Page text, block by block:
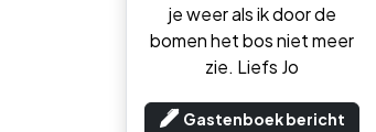
je weer als ik door de
bomen het bos niet meer
zie. Liefs Jo
Gastenboek bericht